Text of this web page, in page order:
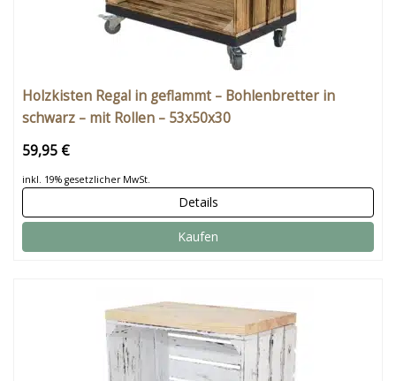
Holzkisten Regal in geflammt – Bohlenbretter in
schwarz – mit Rollen – 53x50x30
59,95 €
inkl. 19% gesetzlicher MwSt.
Details
Kaufen